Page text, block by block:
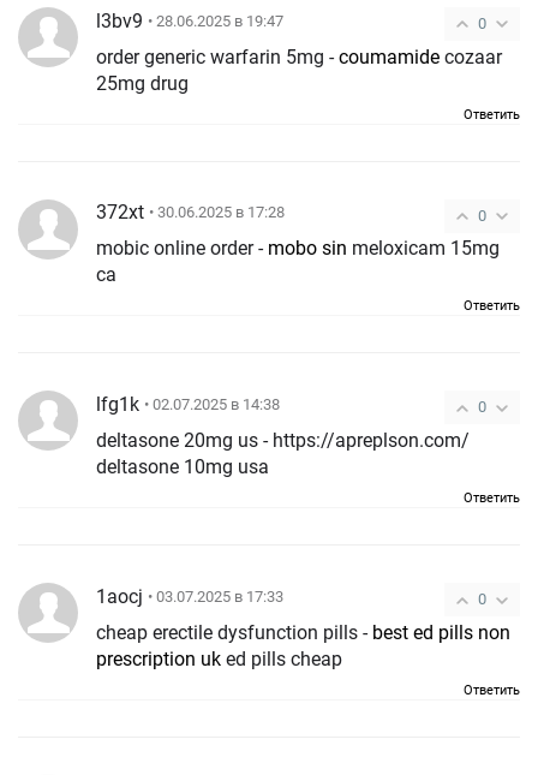
0
l3bv9 • 28.06.2025 в 19:47
order generic warfarin 5mg -coumamide
25mg drug
Ответить
0
372xt • 30.06.2025 в 17:28
mobic online order - mobo sin
ca
Ответить
0
lfg1k • 02.07.2025 в 14:38
deltasone 20mg us - https://apreplson.com/
deltasone 10mg usa
Ответить
0
1aocj • 03.07.2025 в 17:33
cheap erectile dysfunction pills - best ed pills non
prescription uk ed pills cheap
Ответить